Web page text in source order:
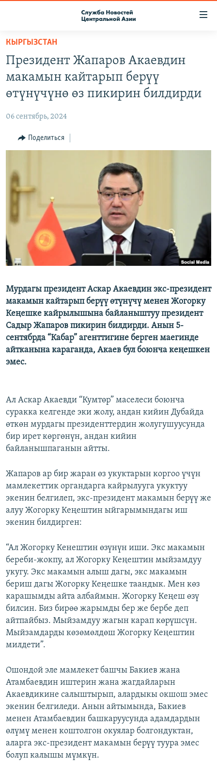
Вернуться
основному
содержанию
главной
навигации
Вернутся
ПОДПИСКА
НАСТОЯЩЕЕ ВРЕМЯ
МИГРАНТ МЕДИА
КЫРГЫЗСТАН
Президент Жапаров Акаевдин
макамын кайтарып берүү
өтүнүчүнө өз пикирин билдирди
06 сентябрь, 2024
Поделиться
Мурдагы президент Аскар Акаевдин экс-президент
макамын кайтарып берүү өтүнүчү менен Жогорку
Кеңешке кайрылышына байланыштуу президент
Садыр Жапаров пикирин билдирди. Анын 5-
сентябрда “Кабар” агенттигине берген маегинде
айтканына караганда, Акаев бул боюнча кеңешкен
эмес.
Ал Аскар Акаевди “Кумтөр” маселеси боюнча
суракка келгенде эки жолу, андан кийин Дубайда
өткөн мурдагы президенттердин жолугушуусунда
бир ирет көргөнүн, андан кийин
байланышпаганын айтты.
Жапаров ар бир жаран өз укуктарын коргоо үчүн
мамлекеттик органдарга кайрылууга укуктуу
экенин белгилеп, экс-президент макамын берүү же
алуу Жогорку Кеңештин ыйгарымындагы иш
экенин билдирген:
“Ал Жогорку Кенештин өзүнүн иши. Экс макамын
береби-жокпу, ал Жогорку Кеңештин мыйзамдуу
укугу. Экс макамын алыш дагы, экс макамын
бериш дагы Жогорку Кеңешке таандык. Мен көз
карашымды айта албаймын. Жогорку Кеңеш өзү
билсин. Биз бирөө жарымды бер же бербе деп
айтпайбыз. Мыйзамдуу жагын карап көрүшсүн.
Мыйзамдарды көзөмөлдөш Жогорку Кеңештин
милдети”.
Ошондой эле мамлекет башчы Бакиев жана
Атамбаевдин иштерин жана жагдайларын
Акаевдикине салыштырып, алардыкы окшош эмес
экенин белгиледи. Анын айтымында, Бакиев
менен Атамбаевдин башкаруусунда адамдардын
өлүмү менен коштолгон окуялар болгондуктан,
аларга экс-президент макамын берүү туура эмес
болуп калышы мүмкүн.